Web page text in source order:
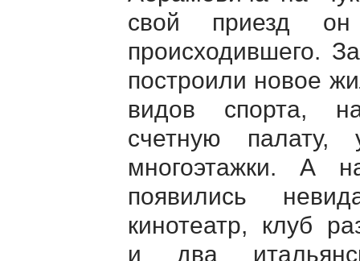
свой приезд
происходившего.
построили новое
видов спорта,
счетную палату,
многоэтажки. А
появились
кинотеатр, клуб
и два